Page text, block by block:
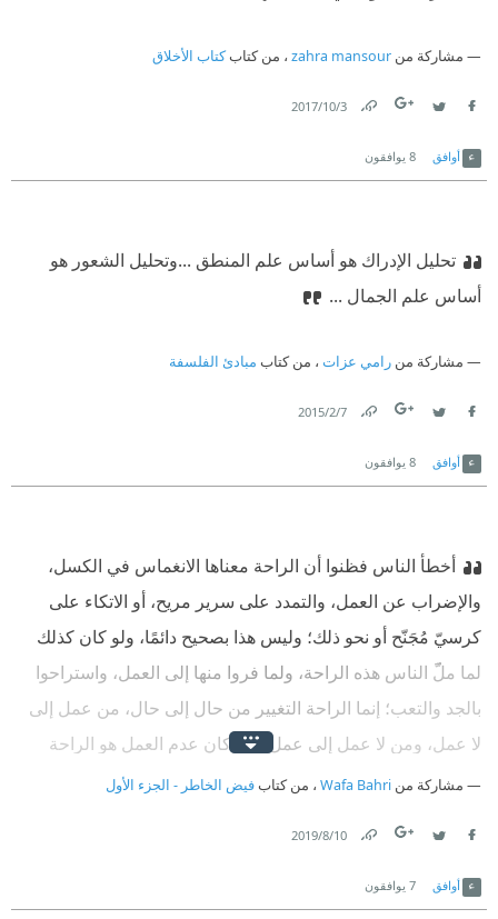
مشاركة من zahra mansour ، من كتابكتاب الأخلاق
3‏/10‏/2017
أوافق 8 يوافقون
تحليل الإدراك هو أساس علم المنطق ...وتحليل الشعور هو
أساس علم الجمال ...
مشاركة من رامي عزات ، من كتاب مبادئ الفلسفة
7‏/2‏/2015
أوافق 8 يوافقون
أخطأ الناس فظنوا أن الراحة معناها الانغماس في الكسل،
والإضراب عن العمل، والتمدد على سرير مريح، أو الاتكاء على
كرسيّ مُجَنّح أو نحو ذلك؛ وليس هذا بصحيح دائمًا، ولو كان كذلك
لما ملّ الناس هذه الراحة، ولما فروا منها إلى العمل، واستراحوا
بالجد والتعب؛ إنما الراحة التغيير من حال إلى حال، من عمل إلى
لا عمل، ومن لا عمل إلى عمل؛ ولو كان عدم العمل هو الراحة
لكان السجن أروح مكان. ألا ترى الراحة تكون في الأشياء
مشاركة من Wafa Bahri ، من كتابفيض الخاطر - الجزء الأول
10‏/8‏/2019
أوافق 7 يوافقون